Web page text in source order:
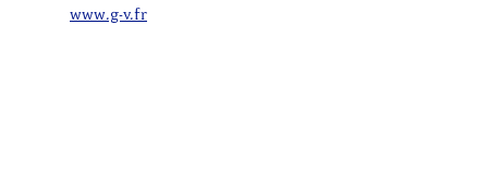
www.g-v.fr